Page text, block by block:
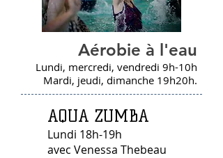
Aérobie à l'eau
Lundi, mercredi, vendredi 9h-10h
Mardi, jeudi, dimanche 19h20h.
AQUA ZUMBA
Lundi 18h-19h
avec Venessa Thebeau